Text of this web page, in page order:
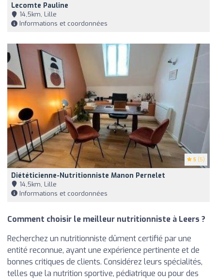
Lecomte Pauline
14,5km, Lille
Informations et coordonnées
5 (5)
Diététicienne-Nutritionniste Manon Pernelet
14,5km, Lille
Informations et coordonnées
Comment choisir le meilleur nutritionniste à Leers ?
Recherchez un nutritionniste dûment certifié par une
entité reconnue, ayant une expérience pertinente et de
bonnes critiques de clients. Considérez leurs spécialités,
telles que la nutrition sportive, pédiatrique ou pour des